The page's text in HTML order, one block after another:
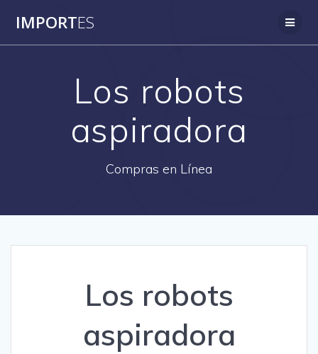
IMPORTES
Los robots
aspiradora
Compras en Línea
Los robots
aspiradora